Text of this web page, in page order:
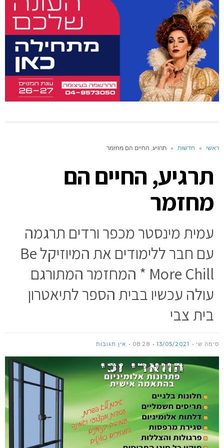
ראשי » חדשות » תרגיע, החיים הם מחזמר
תרגיע, החיים הם
מחזמר
עמית מינסטר מכפר ורדים תרגמה
עם חבר ללימודים את המיוזיקל Be
More Chill * המחזמר המתורגם
עולה עכשיו בבית הספר לתיאטרון
בית צבי
סימה שי 13/05/2021
08:28 אין תגובות